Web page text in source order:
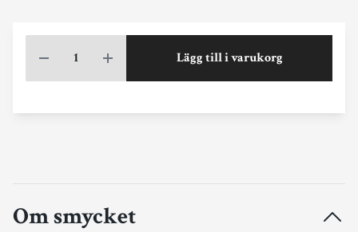
Lägg till i varukorg
Om smycket